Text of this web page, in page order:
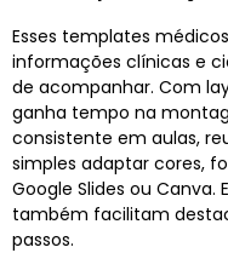
Esses templates
informações clínicas e
de acompanhar. Com
ganha tempo na
consistente em aulas,
simples adaptar cores,
Google Slides ou Canva.
também facilitam
passos.